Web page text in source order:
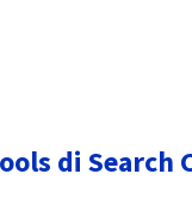
di Search